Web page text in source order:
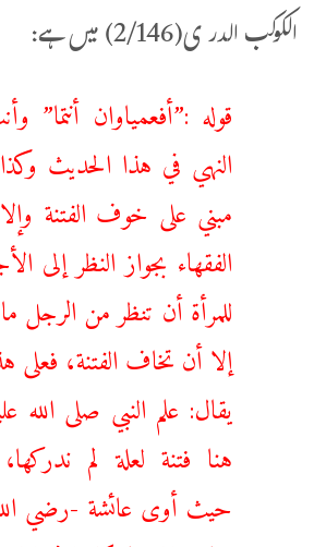
الکوکب الدر ی(2/146) میں ہے:
قوله :”أفعمياوان أنتما”
النهي في هذا الحديث
مبني ‌على ‌خوف ‌الفتنة
الفقهاء بجواز النظر إلى
للمرأة أن تنظر من الرجل
إلا أن تخاف الفتنة،
يقال: علم النبي صلى الله
هنا فتنة لعلة لم
حيث أوى عائشة -رضي